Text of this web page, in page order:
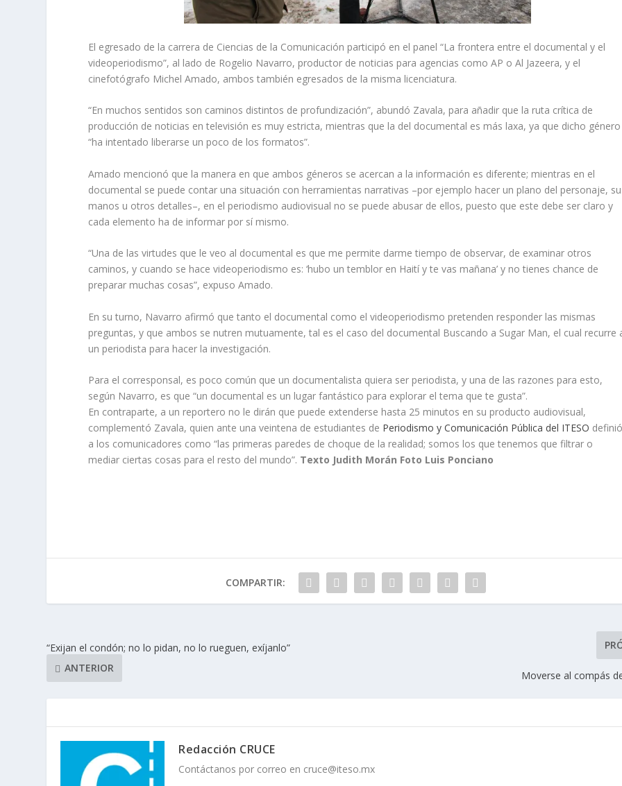
El egresado de la carrera de Ciencias de la Comunicación participó en el panel “La frontera entre el documental y el
videoperiodismo”, al lado de Rogelio Navarro, productor de noticias para agencias como AP o Al Jazeera, y el
cinefotógrafo Michel Amado, ambos también egresados de la misma licenciatura.
“En muchos sentidos son caminos distintos de profundización”, abundó Zavala, para añadir que la ruta crítica de
producción de noticias en televisión es muy estricta, mientras que la del documental es más laxa, ya que dicho género
“ha intentado liberarse un poco de los formatos”.
Amado mencionó que la manera en que ambos géneros se acercan a la información es diferente; mientras en el
documental se puede contar una situación con herramientas narrativas –por ejemplo hacer un plano del personaje,
manos u otros detalles–, en el periodismo audiovisual no se puede abusar de ellos, puesto que este debe ser claro y
cada elemento ha de informar por sí mismo.
“Una de las virtudes que le veo al documental es que me permite darme tiempo de observar, de examinar otros
caminos, y cuando se hace videoperiodismo es: ‘hubo un temblor en Haití y te vas mañana’ y no tienes chance de
preparar muchas cosas”, expuso Amado.
En su turno, Navarro afirmó que tanto el documental como el videoperiodismo pretenden responder las mismas
preguntas, y que ambos se nutren mutuamente, tal es el caso del documental Buscando a Sugar Man, el cual recurre
un periodista para hacer la investigación.
Para el corresponsal, es poco común que un documentalista quiera ser periodista, y una de las razones para esto,
según Navarro, es que “un documental es un lugar fantástico para explorar el tema que te gusta”.
En contraparte, a un reportero no le dirán que puede extenderse hasta 25 minutos en su producto audiovisual,
complementó Zavala, quien ante una veintena de estudiantes de Periodismo y Comunicación Pública del ITESO
a los comunicadores como “las primeras paredes de choque de la realidad; somos los que tenemos que filtrar o
mediar ciertas cosas para el resto del mundo”. Texto Judith Morán Foto Luis Ponciano
COMPARTIR:
“Exijan el condón; no lo pidan, no lo rueguen, exíjanlo”
ANTERIOR
Moverse al compás
Redacción CRUCE
Contáctanos por correo en cruce@iteso.mx